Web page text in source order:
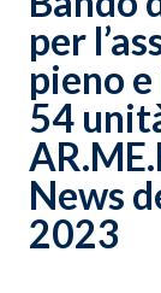
per
pieno
54
News
2023